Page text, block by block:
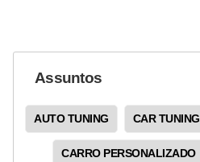
Assuntos
AUTO TUNING CAR TUNING
CARRO PERSONALIZADO